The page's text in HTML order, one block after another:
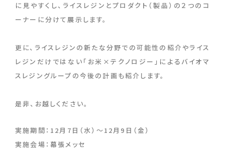
に見やすくし、ライスレジンとプロダクト（製品）の２つのコ
ーナーに分けて展示します。
更に、ライスレジンの新たな分野での可能性の紹介やライス
レジンだけではない「お米×テクノロジー」によるバイオマ
スレジングループの今後の計画も紹介します。
是非、お越しください。
実施期間：12月7日（水）～12月9日（金）
実施会場：幕張メッセ